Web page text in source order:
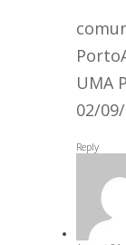
UMA
02/
Reply